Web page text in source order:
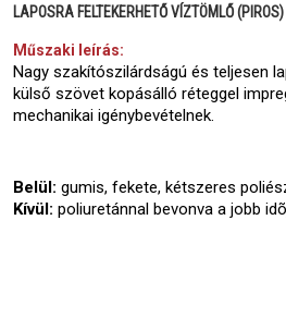
LAPOSRA FELTEKERHETŐ VÍZTÖMLŐ (PIROS)
Műszaki leírás:
Nagy szakítószilárdságú és teljesen
külső szövet kopásálló réteggel
mechanikai igénybevételnek.
Belül: gumis, fekete, kétszeres
Kívül: poliuretánnal bevonva a jobb